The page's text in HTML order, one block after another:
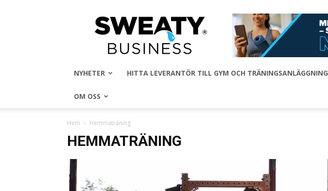
Sweaty
Business
NYHETER HITTA LEVERANTÖR TILL GYM OCH TRÄNINGSANLÄGGNING
OM OSS
Hem Hemmaträning
HEMMATRÄNING